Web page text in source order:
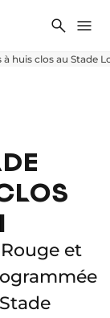
huis clos au Stade
et